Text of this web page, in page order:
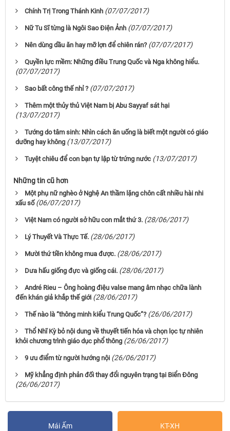
Chính Trị Trong Thánh Kinh (07/07/2017)
Nữ Tu Sĩ từng là Ngôi Sao Điện Ảnh (07/07/2017)
Nên dùng dầu ăn hay mỡ lợn để chiên rán? (07/07/2017)
Quyền lực mềm: Những điều Trung Quốc và Nga không hiểu.
(07/07/2017)
Sao bất công thế nhỉ ? (07/07/2017)
Thêm một thủy thủ Việt Nam bị Abu Sayyaf sát hại
(13/07/2017)
Tướng do tâm sinh: Nhìn cách ăn uống là biết một người có giáo
dưỡng hay không (13/07/2017)
Tuyệt chiêu để con bạn tự lập từ trứng nước (13/07/2017)
Những tin cũ hơn
Một phụ nữ nghèo ở Nghệ An thầm lặng chôn cất nhiều hài nhi
xấu số (06/07/2017)
Việt Nam có người sở hữu con mắt thứ 3. (28/06/2017)
Lý Thuyết Và Thực Tế. (28/06/2017)
Mười thứ tiền không mua được. (28/06/2017)
Dưa hấu giống đực và giống cái. (28/06/2017)
André Rieu – Ông hoàng điệu valse mang âm nhạc chữa lành
đến khán giả khắp thế giới (28/06/2017)
Thế nào là “thông minh kiểu Trung Quốc”? (26/06/2017)
Thổ Nhĩ Kỳ bỏ nội dung về thuyết tiến hóa và chọn lọc tự nhiên
khỏi chương trình giáo dục phổ thông (26/06/2017)
9 ưu điểm từ người hướng nội (26/06/2017)
Mỹ khẳng định phản đối thay đổi nguyên trạng tại Biển Đông
(26/06/2017)
Mái Ấm KT-XH